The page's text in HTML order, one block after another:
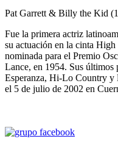
Pat Garrett & Billy the Kid
Fue la primera actriz
su actuación en la cinta
nominada para el Premio
Lance, en 1954. Sus últimos
Esperanza, Hi-Lo Country y
el 5 de julio de 2002 en